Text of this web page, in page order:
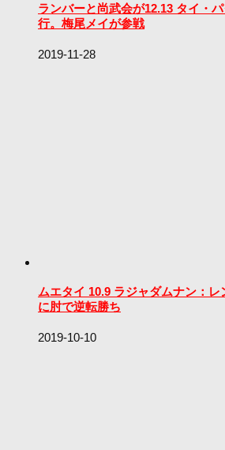
ランバーと尚武会が12.13 タイ・
行。梅尾メイが参戦
2019-11-28
ムエタイ 10.9 ラジャダムナン：
に肘で逆転勝ち
2019-10-10